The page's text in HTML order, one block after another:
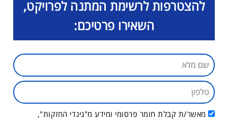
להצטרפות לרשימת המתנה לפרויקט,
השאירו פרטיכם:
מאשר/ת קבלת חומר פרסומי ומידע מ"גינדי החזקות",